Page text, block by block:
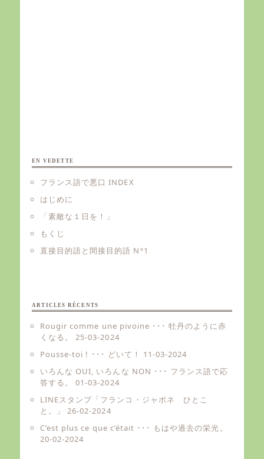
EN VEDETTE
フランス語で悪口 INDEX
はじめに
「素敵な１日を！」
もくじ
直接目的語と間接目的語 Nº1
ARTICLES RÉCENTS
Rougir comme une pivoine ･･･ 牡丹のように赤
くなる。
25-03-2024
Pousse-toi ! ･･･ どいて！
11-03-2024
いろんな OUI, いろんな NON ･･･ フランス語で応
答する。
01-03-2024
LINEスタンプ「フランコ・ジャポネ ひとこ
と。」
26-02-2024
C’est plus ce que c’était ･･･ もはや過去の栄光。
20-02-2024